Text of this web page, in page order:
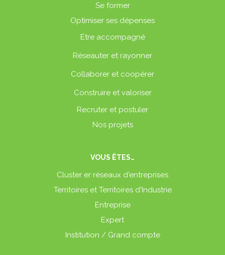
Se former
Optimiser ses dépenses
Etre accompagné
Réseauter et rayonner
Collaborer et coopérer
Construire et valoriser
Recruter et postuler
Nos projets
VOUS ÊTES…
Cluster er réseaux d'entreprises
Territoires et Territoires d'Industrie
Entreprise
Expert
Institution / Grand compte